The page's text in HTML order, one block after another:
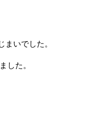
いでした。
した。